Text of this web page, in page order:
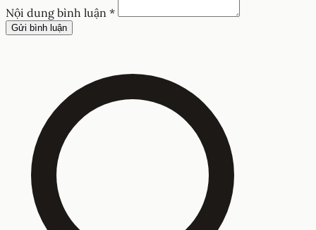
Nội dung bình luận *
Gửi bình luận